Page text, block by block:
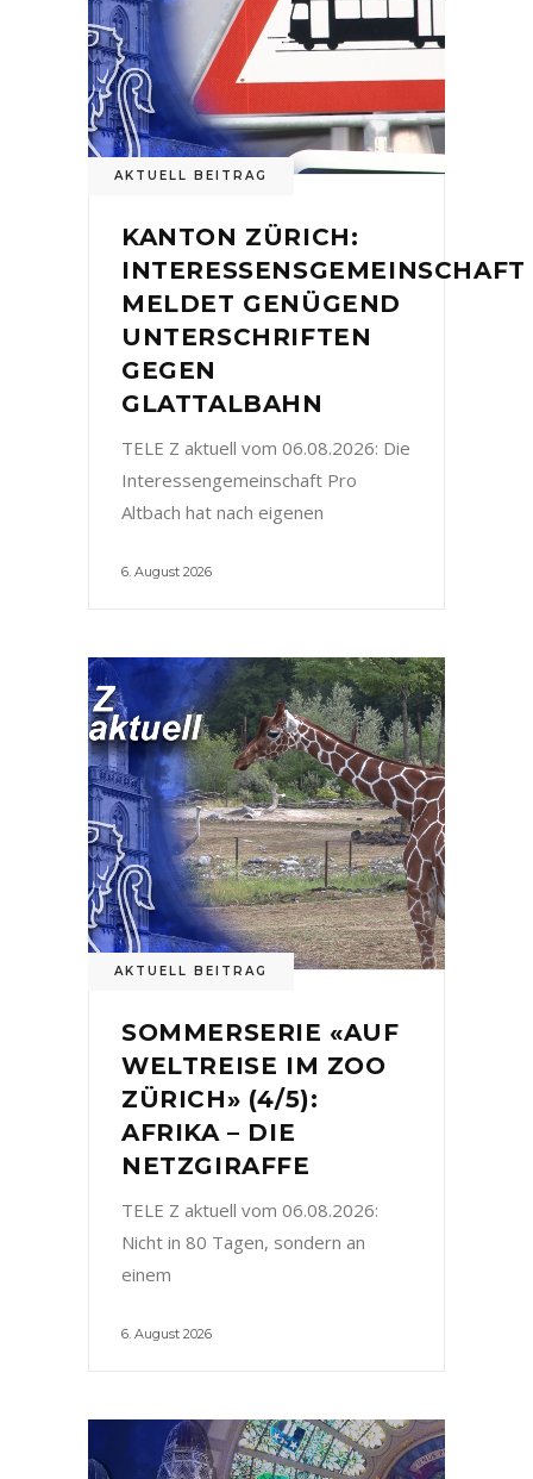
AKTUELL BEITRAG
KANTON ZÜRICH:
INTERESSENSGEMEINSCHAFT
MELDET GENÜGEND
UNTERSCHRIFTEN
GEGEN
GLATTALBAHN
TELE Z aktuell vom 06.08.2026: Die
Interessengemeinschaft Pro
Altbach hat nach eigenen
6. August 2026
AKTUELL BEITRAG
SOMMERSERIE «AUF
WELTREISE IM ZOO
ZÜRICH» (4/5):
AFRIKA – DIE
NETZGIRAFFE
TELE Z aktuell vom 06.08.2026:
Nicht in 80 Tagen, sondern an
einem
6. August 2026